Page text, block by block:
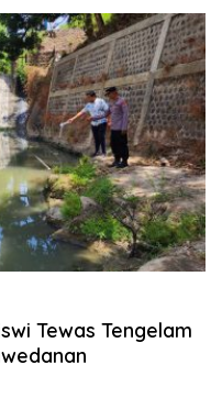
Tewas Tengelam